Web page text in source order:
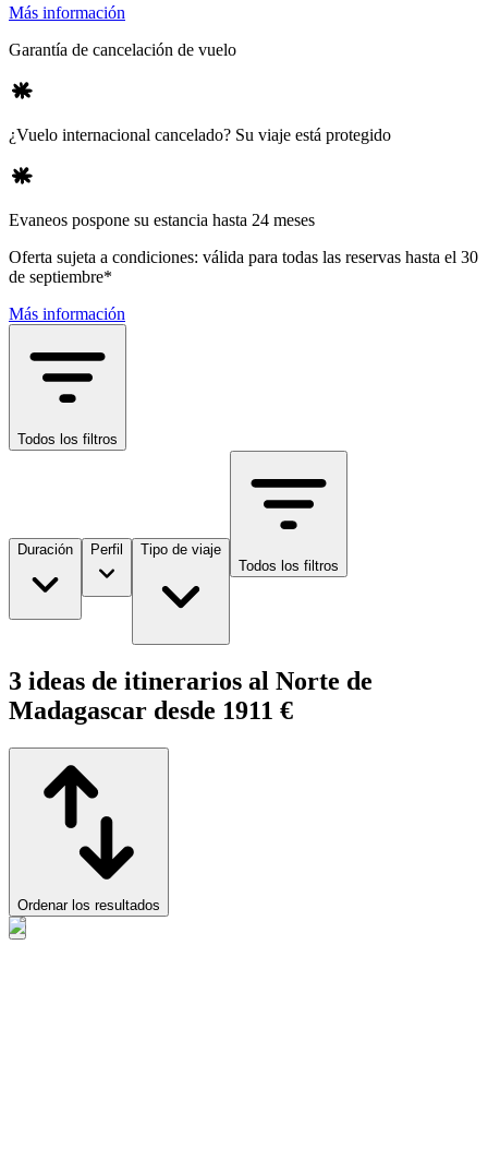
Más información
Garantía de cancelación de vuelo
¿Vuelo internacional cancelado? Su viaje está protegido
Evaneos pospone su estancia hasta 24 meses
Oferta sujeta a condiciones: válida para todas las reservas hasta el 30
de septiembre*
Más información
Todos los filtros
Duración Perfil
Tipo de viaje
Todos los filtros
3 ideas de itinerarios al Norte de
Madagascar desde 1911 €
Ordenar los resultados